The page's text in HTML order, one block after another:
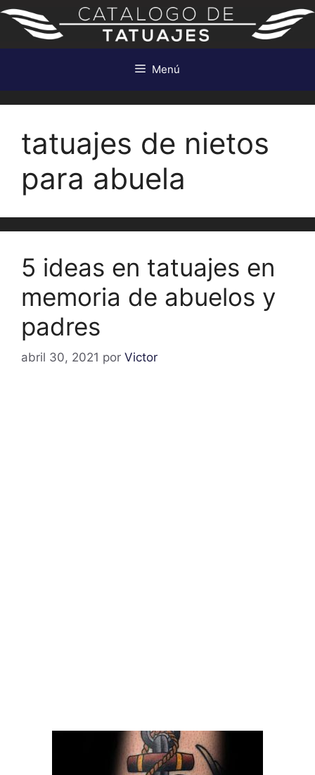
Saltar
contenido
Menú
tatuajes de nietos
para abuela
5 ideas en tatuajes en
memoria de abuelos y
padres
abril 30, 2021 por Victor